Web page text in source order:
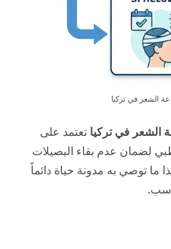
الشعر في تركيا
الشعر في تركيا تعتمد على
لضمان عدم بقاء البصيلات
ما توصي به مدونة حياة دائماً